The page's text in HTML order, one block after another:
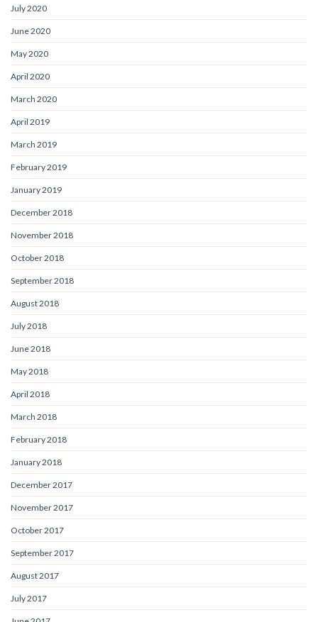
July 2020
June 2020
May 2020
April 2020
March 2020
April 2019
March 2019
February 2019
January 2019
December 2018
November 2018
October 2018
September 2018
August 2018
July 2018
June 2018
May 2018
April 2018
March 2018
February 2018
January 2018
December 2017
November 2017
October 2017
September 2017
August 2017
July 2017